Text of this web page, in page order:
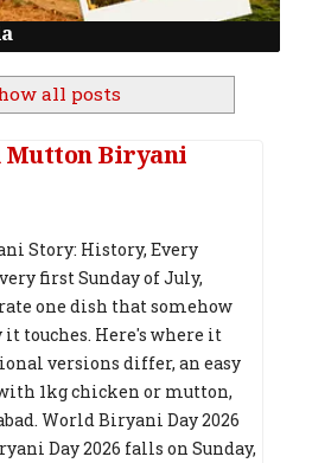
all posts
Mutton Biryani
Story: History, Every
first Sunday of July,
one dish that somehow
touches. Here's where it
versions differ, an easy
1kg chicken or mutton,
World Biryani Day 2026
Day 2026 falls on Sunday,